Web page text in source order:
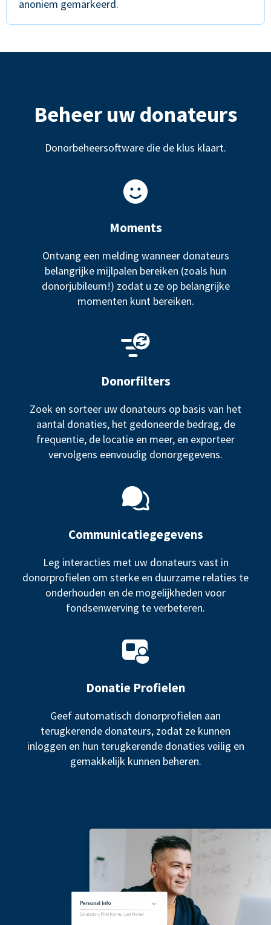
anoniem gemarkeerd.
Beheer uw donateurs
Donorbeheersoftware die de klus klaart.
Moments
Ontvang een melding wanneer donateurs
belangrijke mijlpalen bereiken (zoals hun
donorjubileum!) zodat u ze op belangrijke
momenten kunt bereiken.
Donorfilters
Zoek en sorteer uw donateurs op basis van het
aantal donaties, het gedoneerde bedrag, de
frequentie, de locatie en meer, en exporteer
vervolgens eenvoudig donorgegevens.
Communicatiegegevens
Leg interacties met uw donateurs vast in
donorprofielen om sterke en duurzame relaties te
onderhouden en de mogelijkheden voor
fondsenwerving te verbeteren.
Donatie Profielen
Geef automatisch donorprofielen aan
terugkerende donateurs, zodat ze kunnen
inloggen en hun terugkerende donaties veilig en
gemakkelijk kunnen beheren.